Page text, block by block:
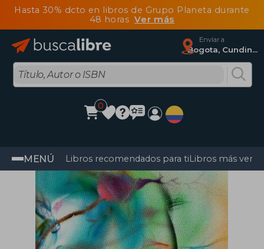
Hasta 30% dcto en libros de Grupo Planeta durante
48 horasVer más
Enviar a
Bogota, Cundinamarca
0
MENÚ Libros recomendados para tiLibros más